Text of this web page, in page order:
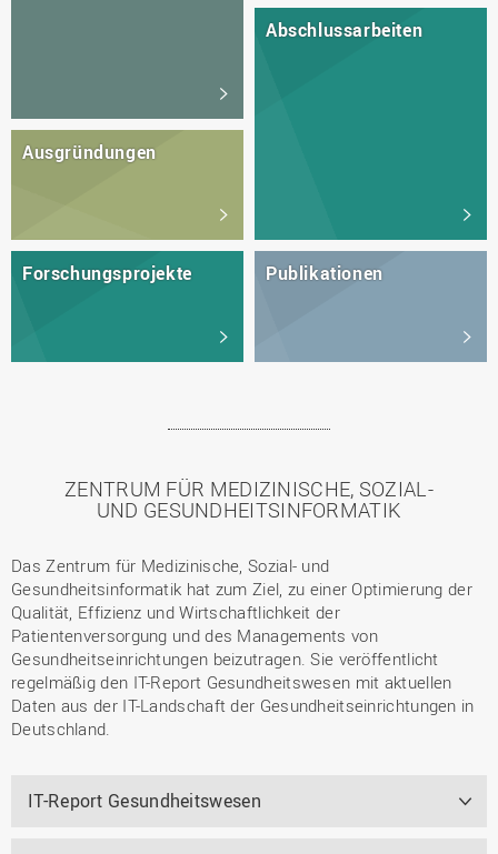
Ausgründungen
Abschlussarbeiten
Forschungsprojekte Publikationen
ZENTRUM FÜR MEDIZINISCHE, SOZIAL-
UND GESUNDHEITSINFORMATIK
Das Zentrum für Medizinische, Sozial- und
Gesundheitsinformatik hat zum Ziel, zu einer Optimierung der
Qualität, Effizienz und Wirtschaftlichkeit der
Patientenversorgung und des Managements von
Gesundheitseinrichtungen beizutragen. Sie veröffentlicht
regelmäßig den IT-Report Gesundheitswesen mit aktuellen
Daten aus der IT-Landschaft der Gesundheitseinrichtungen in
Deutschland.
IT-Report Gesundheitswesen